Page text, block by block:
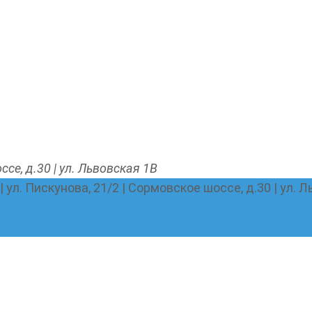
д.30 | ул. Львовская 1В
Пискунова, 21/2 | Сормовское шоссе, д.30 | ул.